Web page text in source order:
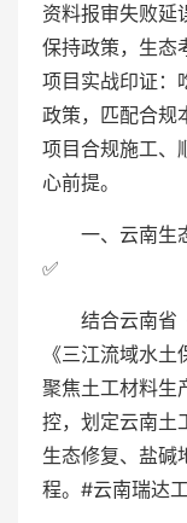
资料报审失败延
保持政策，生态
项目实战印证：
政策，匹配合规
项目合规施工、
心前提。
一、云南生
✅
结合云南省
《三江流域水
聚焦土工材料生
控，划定云南土
生态修复、盐碱
程。#云南瑞达